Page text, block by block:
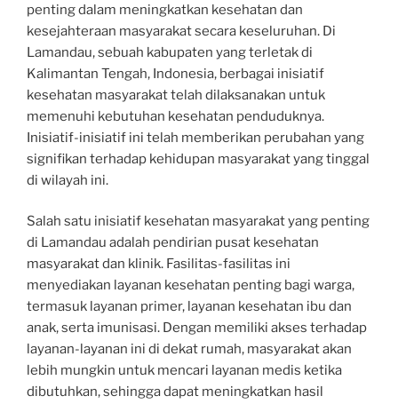
penting dalam meningkatkan kesehatan dan
kesejahteraan masyarakat secara keseluruhan. Di
Lamandau, sebuah kabupaten yang terletak di
Kalimantan Tengah, Indonesia, berbagai inisiatif
kesehatan masyarakat telah dilaksanakan untuk
memenuhi kebutuhan kesehatan penduduknya.
Inisiatif-inisiatif ini telah memberikan perubahan yang
signifikan terhadap kehidupan masyarakat yang tinggal
di wilayah ini.
Salah satu inisiatif kesehatan masyarakat yang penting
di Lamandau adalah pendirian pusat kesehatan
masyarakat dan klinik. Fasilitas-fasilitas ini
menyediakan layanan kesehatan penting bagi warga,
termasuk layanan primer, layanan kesehatan ibu dan
anak, serta imunisasi. Dengan memiliki akses terhadap
layanan-layanan ini di dekat rumah, masyarakat akan
lebih mungkin untuk mencari layanan medis ketika
dibutuhkan, sehingga dapat meningkatkan hasil